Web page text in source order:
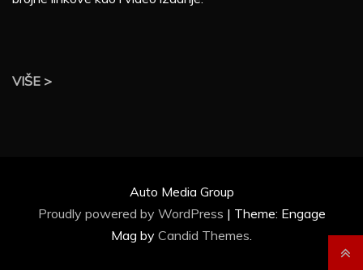
VIŠE >
Auto Media Group
Proudly powered by WordPress | Theme: Engage
Mag by Candid Themes